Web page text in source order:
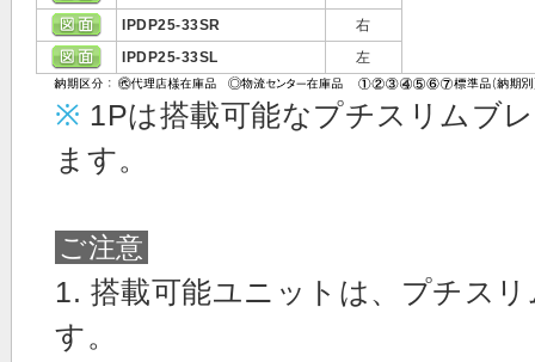
IPDP25-33SR
右
IPDP25-33SL
左
※ 1Pは搭載可能なプチスリムブ
ます。
ご注意
1. 搭載可能ユニットは、プチス
す。